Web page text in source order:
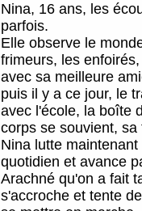
Nina, 16 ans, les
parfois.
Elle observe le
frimeurs, les
avec sa meilleure
puis il y a ce jour, le
avec l'école, la boîte
corps se souvient,
Nina lutte
quotidien et avance
Arachné qu'on a fait
s'accroche et tente